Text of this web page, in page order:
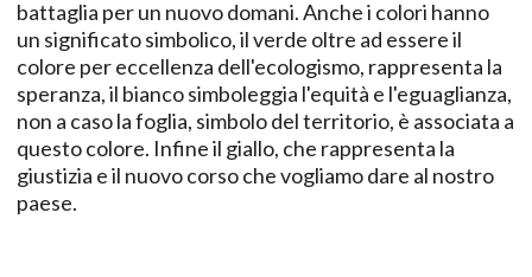
battaglia per un nuovo domani. Anche i colori hanno
un significato simbolico, il verde oltre ad essere il
colore per eccellenza dell'ecologismo, rappresenta la
speranza, il bianco simboleggia l'equità e l'eguaglianza,
non a caso la foglia, simbolo del territorio, è associata a
questo colore. Infine il giallo, che rappresenta la
giustizia e il nuovo corso che vogliamo dare al nostro
paese.